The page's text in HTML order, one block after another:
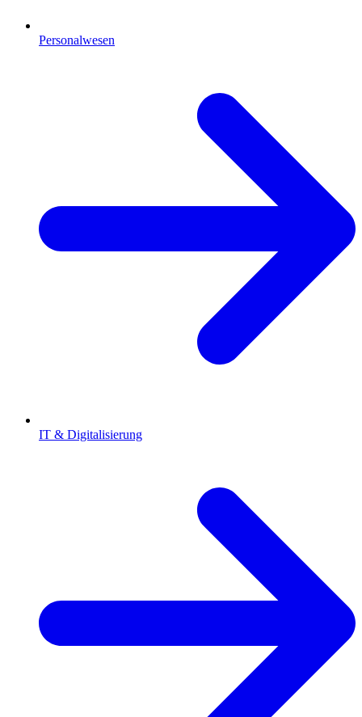
Personalwesen
IT & Digitalisierung